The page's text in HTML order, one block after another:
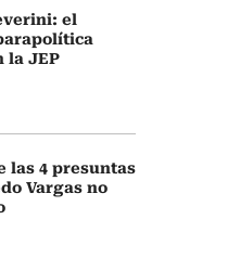
el
la JEP
las 4 presuntas
Vargas no